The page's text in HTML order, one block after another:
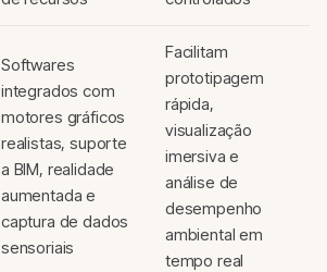
Softwares
integrados com
motores gráficos
realistas, suporte
a BIM, realidade
aumentada e
captura de dados
sensoriais
Facilitam
prototipagem
rápida,
visualização
imersiva e
análise de
desempenho
ambiental em
tempo real